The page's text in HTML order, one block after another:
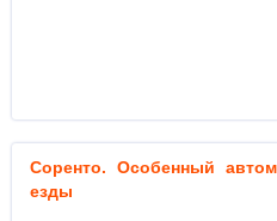
Соренто. Особенный
езды